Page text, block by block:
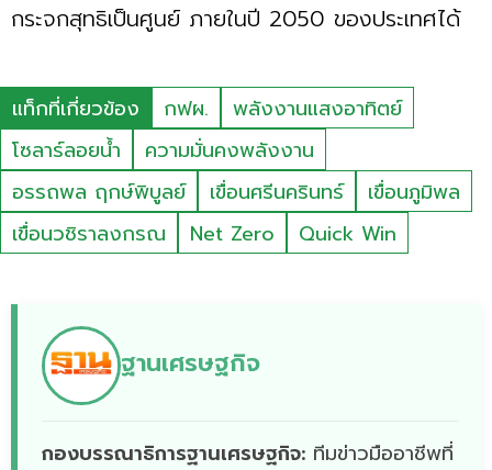
กระจกสุทธิเป็นศูนย์ ภายในปี 2050 ของประเทศได้
แท็กที่เกี่ยวข้อง กฟผ.
พลังงานแสงอาทิตย์
โซลาร์ลอยน้ำ
ความมั่นคงพลังงาน
อรรถพล ฤกษ์พิบูลย์
เขื่อนศรีนครินทร์
เขื่อนภูมิพล
เขื่อนวชิราลงกรณ
Net Zero Quick Win
ฐานเศรษฐกิจ
กองบรรณาธิการฐานเศรษฐกิจ: ทีมข่าวมืออาชีพที่